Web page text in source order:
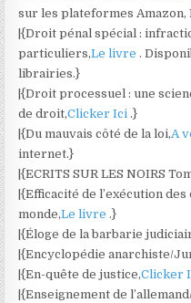
sur les plateformes Amazon,
|{Droit pénal spécial :
particuliers,Le livre.
librairies.}
|{Droit processuel : une
de droit,Clicker Ici.}
|{Du mauvais côté de la loi,A
internet.}
|{ECRITS SUR LES NOIRS
|{Efficacité de l’exécution
monde,Le livre.}
|{Éloge de la barbarie
|{Encyclopédie anarchiste/
|{En-quête de justice,Clicker
|{Enseignement de